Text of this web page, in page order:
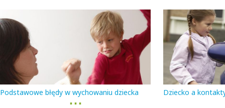
Podstawowe błędy w wychowaniu dziecka
▪ ▪ ▪
Dziecko a